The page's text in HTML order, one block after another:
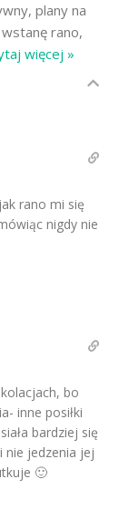
plany na
rano,
więcej »
rano mi się
nigdy nie
bo
inne posiłki
bardziej się
nie jedzenia jej
🙂